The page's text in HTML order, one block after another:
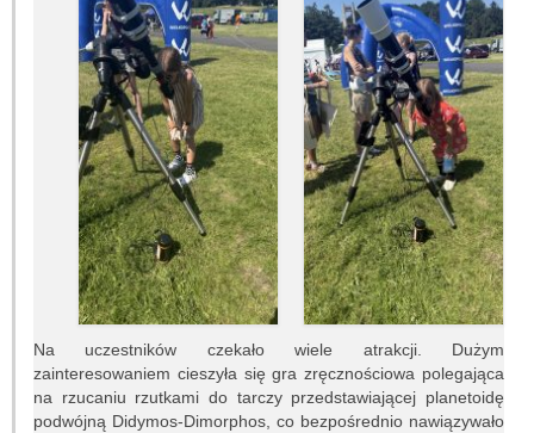
Granty
Projekty
Konferencje
Serwisy sieciowe
STUDIA
Jak zostać studentem
Programy studiów
Opisy przedmiotów
Na uczestników czekało wiele atrakcji. Dużym
zainteresowaniem cieszyła się gra zręcznościowa polegająca
na rzucaniu rzutkami do tarczy przedstawiającej planetoidę
podwójną Didymos-Dimorphos, co bezpośrednio nawiązywało